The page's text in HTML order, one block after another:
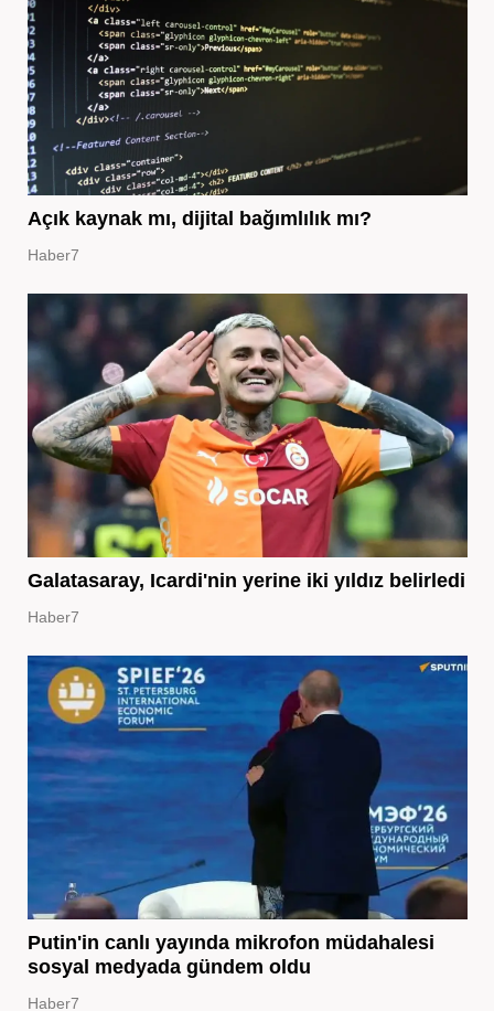
Açık kaynak mı, dijital bağımlılık mı?
Haber7
Galatasaray, Icardi'nin yerine iki yıldız belirledi
Haber7
Putin'in canlı yayında mikrofon müdahalesi
sosyal medyada gündem oldu
Haber7